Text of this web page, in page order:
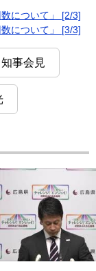
について」 [2/3]
について」 [3/3]
知事会見